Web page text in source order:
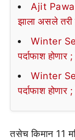
Ajit
झाला असले तरी
Winter
पर्दाफाश होणार
Winter
पर्दाफाश होणार
तसेच किमान 11